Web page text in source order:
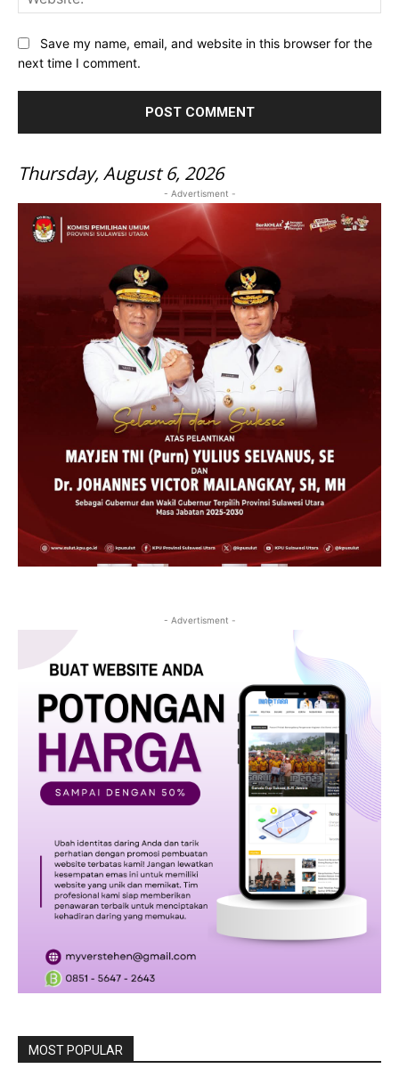
Save my name, email, and website in this browser for the
next time I comment.
Thursday, August 6, 2026
- Advertisment -
- Advertisment -
MOST POPULAR